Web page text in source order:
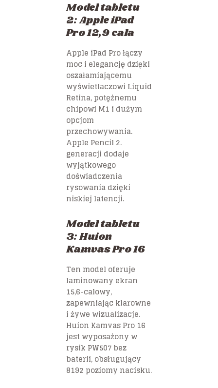
Model tabletu
2: Apple iPad
Pro 12,9 cala
Apple iPad Pro łączy
moc i elegancję dzięki
oszałamiającemu
wyświetlaczowi Liquid
Retina, potężnemu
chipowi M1 i dużym
opcjom
przechowywania.
Apple Pencil 2.
generacji dodaje
wyjątkowego
doświadczenia
rysowania dzięki
niskiej latencji.
Model tabletu
3: Huion
Kamvas Pro 16
Ten model oferuje
laminowany ekran
15,6-calowy,
zapewniając klarowne
i żywe wizualizacje.
Huion Kamvas Pro 16
jest wyposażony w
rysik PW507 bez
baterii, obsługujący
8192 poziomy nacisku.